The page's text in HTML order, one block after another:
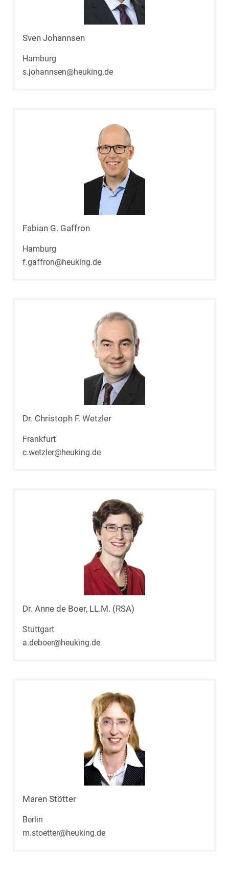
Sven Johannsen
Hamburg
s.johannsen@heuking.de
Fabian G. Gaffron
Hamburg
f.gaffron@heuking.de
Dr. Christoph F. Wetzler
Frankfurt
c.wetzler@heuking.de
Dr. Anne de Boer, LL.M. (RSA)
Stuttgart
a.deboer@heuking.de
Maren Stötter
Berlin
m.stoetter@heuking.de